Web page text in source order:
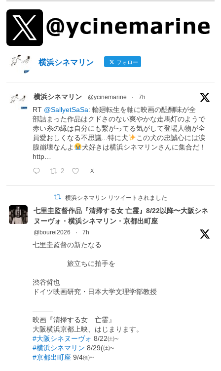
横浜シネマリン フォロー
横浜シネマリン @ycinemarine · 7h
RT @SallyetSaSa: 輪廻転生を軸に映画の醍醐味が全
部詰まった作品はクドさのない爽やかな走馬灯のようで
赤い糸の縁は自分にも繋がってる気がして登場人物が全
員愛おしくなる不思議...特に犬
この犬の忠誠心には涙
腺崩壊なんよ
犬好きは横浜シネマリンさんに集合だ！
http…
2 X
横浜シネマリン リツイートされました
七里圭監督作品『清掃する女 亡霊』8/22以降〜大阪シネ
ヌーヴォ・横浜シネマリン・京都出町座
@bourei2026 · 7h
七里圭監督の新たなる
旅立ちに拍手を
渋谷哲也
ドイツ映画研究・日本大学文理学部教授
―――
映画『清掃する女 亡霊』
大阪横浜京都上映、はじまります。
#大阪シネヌーヴォ 8/22㈯~
#横浜シネマリン 8/29(㈯~
#京都出町座 9/4㈮~